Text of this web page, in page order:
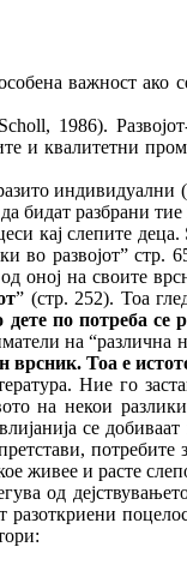
важност
1986).
и квалитетни
индивидуални
бидат разбрани тие
кај слепите
во развојот”
оној на своите
” (стр. 252). Тоа
по потреба
на
врсник. Тоа е
Ние го
на некои
се добиваат
живее и расте
од